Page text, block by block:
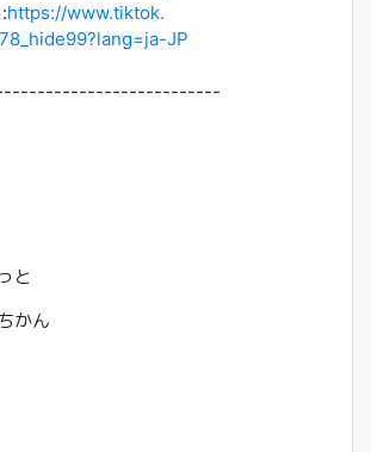
https://www.tiktok.
JP
-----------
と
かん